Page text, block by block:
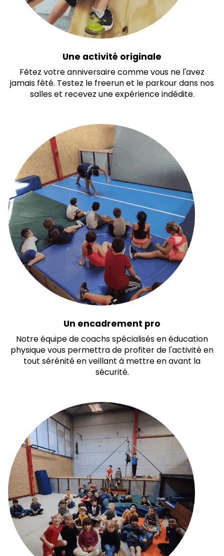
Une activité originale
Fêtez votre anniversaire comme vous ne l'avez
jamais fêté. Testez le freerun et le parkour dans nos
salles et recevez une expérience indédite.
Un encadrement pro
Notre équipe de coachs spécialisés en éducation
physique vous permettra de profiter de l'activité en
tout sérénité en veillant à mettre en avant la
sécurité.